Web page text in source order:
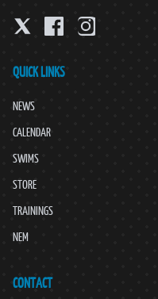
QUICK LINKS
NEWS
CALENDAR
SWIMS
STORE
TRAININGS
NEM
CONTACT